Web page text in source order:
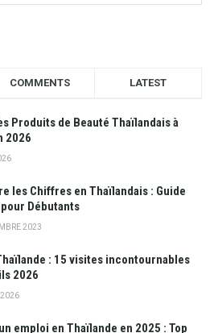
COMMENTS LATEST
Produits de Beauté Thaïlandais à
2026
les Chiffres en Thaïlandais : Guide
Débutants
2023
: 15 visites incontournables
2026
2026
emploi en Thaïlande en 2025 : Top